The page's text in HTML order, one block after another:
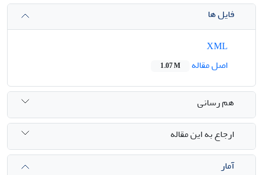
فایل ها
اصل مقاله
1.07 M
هم رسانی
ارجاع به این مقاله
آمار